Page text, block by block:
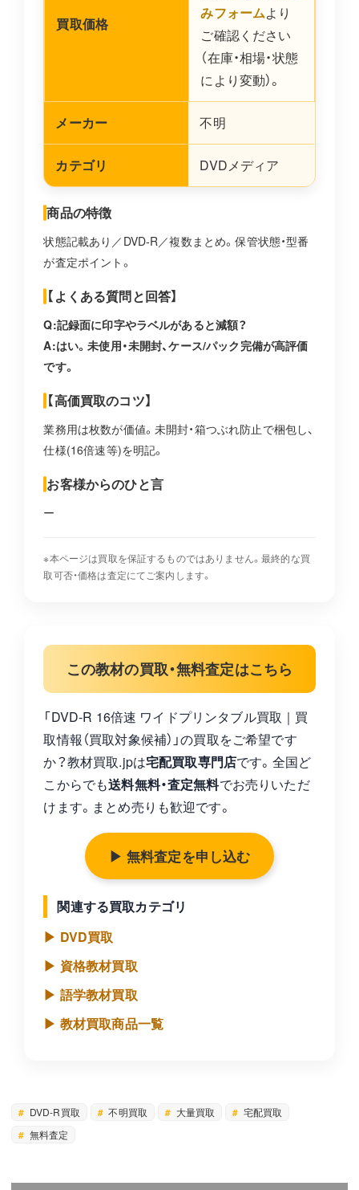
買取価格
みフォームより
ご確認ください
（在庫・相場・状態
により変動）。
メーカー 不明
カテゴリ DVDメディア
商品の特徴
状態記載あり／DVD-R／複数まとめ。保管状態・型番
が査定ポイント。
【よくある質問と回答】
Q:記録面に印字やラベルがあると減額？
A:はい。未使用・未開封、ケース/パック完備が高評価
です。
【高価買取のコツ】
業務用は枚数が価値。未開封・箱つぶれ防止で梱包し、
仕様(16倍速等)を明記。
お客様からのひと言
ー
※本ページは買取を保証するものではありません。最終的な買
取可否・価格は査定にてご案内します。
この教材の買取・無料査定はこちら
「DVD-R 16倍速 ワイドプリンタブル買取｜買
取情報（買取対象候補）」の買取をご希望です
か？教材買取.jpは宅配買取専門店です。全国ど
こからでも送料無料・査定無料でお売りいただ
けます。まとめ売りも歓迎です。
▶ 無料査定を申し込む
関連する買取カテゴリ
▶ DVD買取
▶ 資格教材買取
▶ 語学教材買取
▶ 教材買取商品一覧
DVD-R買取 不明買取 大量買取
宅配買取
無料査定